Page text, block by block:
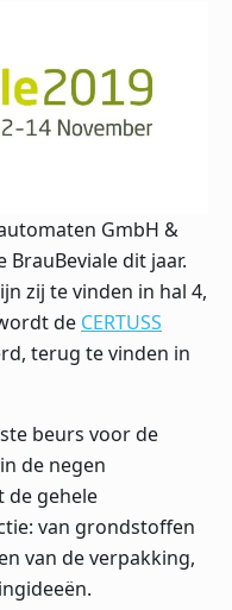
GmbH &
BrauBevialedit jaar.
zij te vinden in hal 4,
de CERTUSS
terug te vinden in
beurs voor de
de negen
gehele
van grondstoffen
van de verpakking,